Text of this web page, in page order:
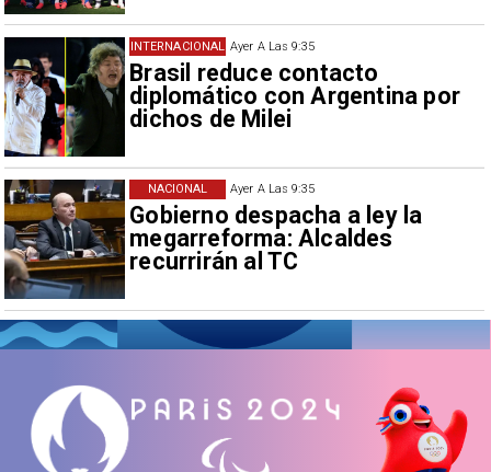
Ayer A Las 9:35
Brasil reduce contacto
diplomático con Argentina por
dichos de Milei
INTERNACIONAL
Ayer A Las 9:35
Gobierno despacha a ley la
megarreforma: Alcaldes
recurrirán al TC
NACIONAL